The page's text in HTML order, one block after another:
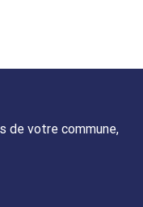
de votre commune,